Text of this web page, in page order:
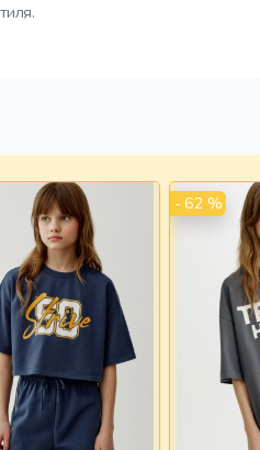
- 62 %